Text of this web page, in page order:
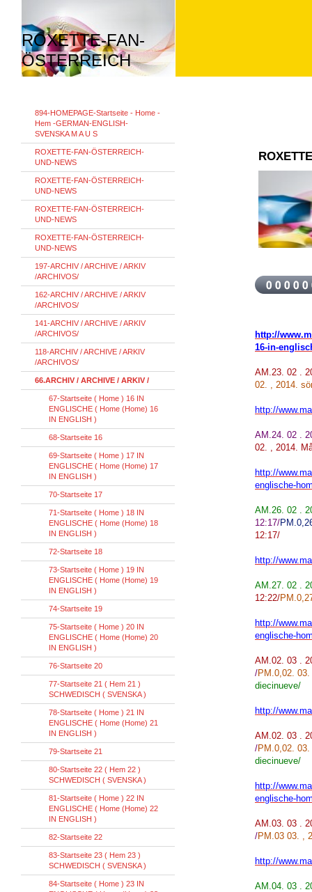
ROXETTE-FAN-
ÖSTERREICH
http://
16-in-
AM.23. 02 .
02. , 2014.
http://
AM.24. 02 .
02. , 2014.
http://
englische-
AM.26. 02 .
12:17/
12:17/
http://
AM.27. 02 .
12:22/
http://
englische-
AM.02. 03 .
/PM.0,02.
diecinueve/
http://
AM.02. 03 .
/PM.0,02.
diecinueve/
http://
englische-
AM.03. 03 .
/PM.03 03. ,
http://
AM.04. 03 .
894-HOMEPAGE-Startseite - Home -
Hem -GERMAN-ENGLISH-
SVENSKA M A U S
ROXETTE-FAN-ÖSTERREICH-
UND-NEWS
ROXETTE-FAN-ÖSTERREICH-
UND-NEWS
ROXETTE-FAN-ÖSTERREICH-
UND-NEWS
ROXETTE-FAN-ÖSTERREICH-
UND-NEWS
197-ARCHIV / ARCHIVE / ARKIV
/ARCHIVOS/
162-ARCHIV / ARCHIVE / ARKIV
/ARCHIVOS/
141-ARCHIV / ARCHIVE / ARKIV
/ARCHIVOS/
118-ARCHIV / ARCHIVE / ARKIV
/ARCHIVOS/
66.ARCHIV / ARCHIVE / ARKIV /
67-Startseite ( Home ) 16 IN
ENGLISCHE ( Home (Home) 16
IN ENGLISH )
68-Startseite 16
69-Startseite ( Home ) 17 IN
ENGLISCHE ( Home (Home) 17
IN ENGLISH )
70-Startseite 17
71-Startseite ( Home ) 18 IN
ENGLISCHE ( Home (Home) 18
IN ENGLISH )
72-Startseite 18
73-Startseite ( Home ) 19 IN
ENGLISCHE ( Home (Home) 19
IN ENGLISH )
74-Startseite 19
75-Startseite ( Home ) 20 IN
ENGLISCHE ( Home (Home) 20
IN ENGLISH )
76-Startseite 20
77-Startseite 21 ( Hem 21 )
SCHWEDISCH ( SVENSKA )
78-Startseite ( Home ) 21 IN
ENGLISCHE ( Home (Home) 21
IN ENGLISH )
79-Startseite 21
80-Startseite 22 ( Hem 22 )
SCHWEDISCH ( SVENSKA )
81-Startseite ( Home ) 22 IN
ENGLISCHE ( Home (Home) 22
IN ENGLISH )
82-Startseite 22
83-Startseite 23 ( Hem 23 )
SCHWEDISCH ( SVENSKA )
84-Startseite ( Home ) 23 IN